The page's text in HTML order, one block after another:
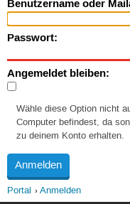
Benutzername oder
Passwort:
Angemeldet bleiben:
Wähle diese Option nicht
Computer befindest, da
zu deinem Konto erhalten.
Portal Anmelden